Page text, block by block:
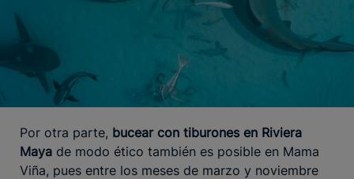
Por otra parte, bucear con tiburones en Riviera
Maya de modo ético también es posible en Mama
Viña, pues entre los meses de marzo y noviembre